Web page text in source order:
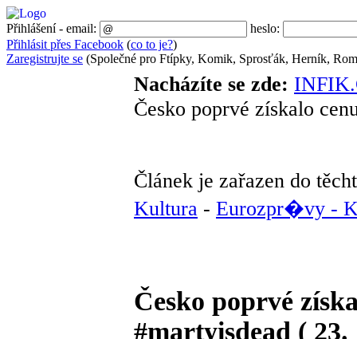
Přihlášení - email:
heslo:
Přihlásit přes Facebook (co to je?)
Zaregistrujte se (Společné pro Ftípky, Komik, Sprosťák, Herník,
Nacházíte se zde:
Česko poprvé získalo
Článek je zařazen do
Kultura - Eurozpr�vy -
Česko poprvé
#martyisdead ( 23.